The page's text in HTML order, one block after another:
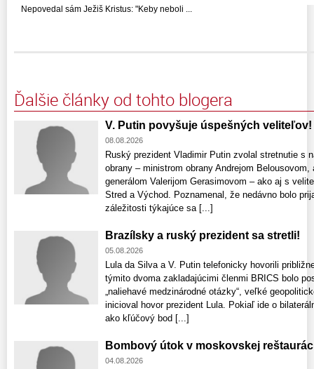
Nepovedal sám Ježiš Kristus: "Keby neboli ...
Ďalšie články od tohto blogera
V. Putin povyšuje úspešných veliteľov!
08.08.2026
Ruský prezident Vladimir Putin zvolal stretnutie s
obrany – ministrom obrany Andrejom
generálom Valerijom Gerasimovom – ako aj s
Stred a Východ. Poznamenal, že nedávno bolo
záležitosti týkajúce sa [...]
Brazílsky a ruský prezident sa stretli!
05.08.2026
Lula da Silva a V. Putin telefonicky hovorili
týmito dvoma zakladajúcimi členmi BRICS bolo
„naliehavé medzinárodné otázky“, veľké
inicioval hovor prezident Lula. Pokiaľ ide o
ako kľúčový bod [...]
Bombový útok v moskovskej
04.08.2026